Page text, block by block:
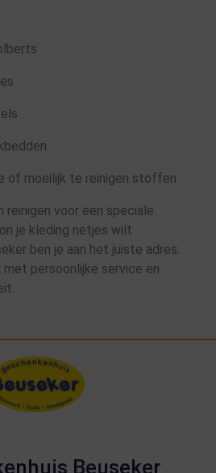
of moeilijk te reinigen stoffen
voor een speciale
je kleding netjes wilt
ben je aan het juiste adres.
met persoonlijke service en
Beuseker